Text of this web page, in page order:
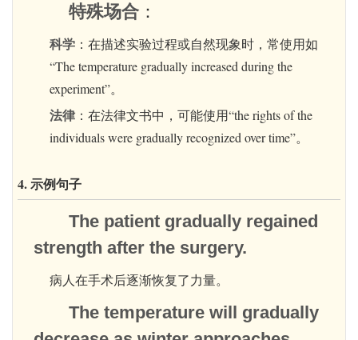
特殊场合 ：
科学 ：在描述实验过程或自然现象时，常使用如
“The temperature gradually increased during the
experiment”。
法律 ：在法律文书中，可能使用“the rights of the
individuals were gradually recognized over time”。
4. 示例句子
The patient gradually regained
strength after the surgery.
病人在手术后逐渐恢复了力量。
The temperature will gradually